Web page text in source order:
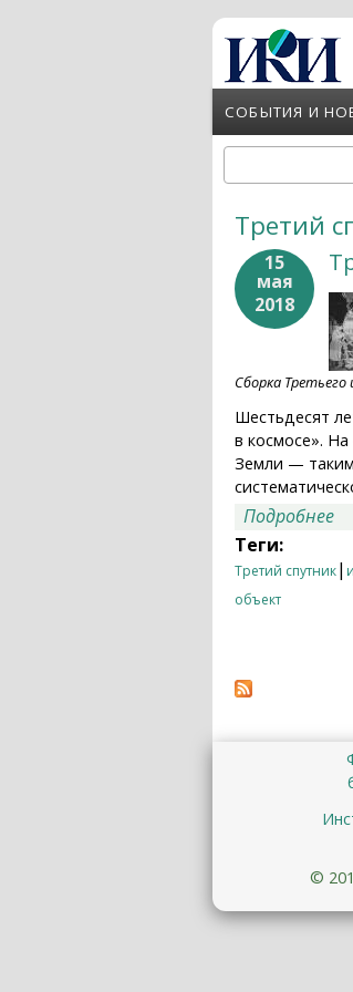
Перейти к основному содержанию
СОБЫТИЯ И
Форма
Третий
15
мая
2018
Сборка Третьего
Шестьдесят
в космосе».
Земли — таким
Подробнее
Теги:
Третий спутник|
объект
©